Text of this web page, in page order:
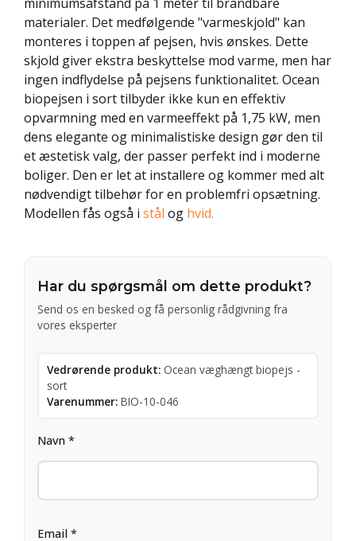
materialer. Det medfølgende "varmeskjold" kan
monteres i toppen af pejsen, hvis ønskes. Dette
skjold giver ekstra beskyttelse mod varme, men har
ingen indflydelse på pejsens funktionalitet. Ocean
biopejsen i sort tilbyder ikke kun en effektiv
opvarmning med en varmeeffekt på 1,75 kW, men
dens elegante og minimalistiske design gør den til
et æstetisk valg, der passer perfekt ind i moderne
boliger. Den er let at installere og kommer med alt
nødvendigt tilbehør for en problemfri opsætning.
Modellen fås også i stål og hvid.
Har du spørgsmål om dette produkt?
Send os en besked og få personlig rådgivning fra
vores eksperter
Vedrørende produkt: Ocean væghængt biopejs -
sort
Varenummer: BIO-10-046
Navn *
Email *